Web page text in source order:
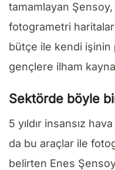
tamamlayan
fotogrametri
bütçe ile kendi işinin
gençlere ilham
Sektörde böyle
5 yıldır insansız
da bu araçlar ile
belirten Enes